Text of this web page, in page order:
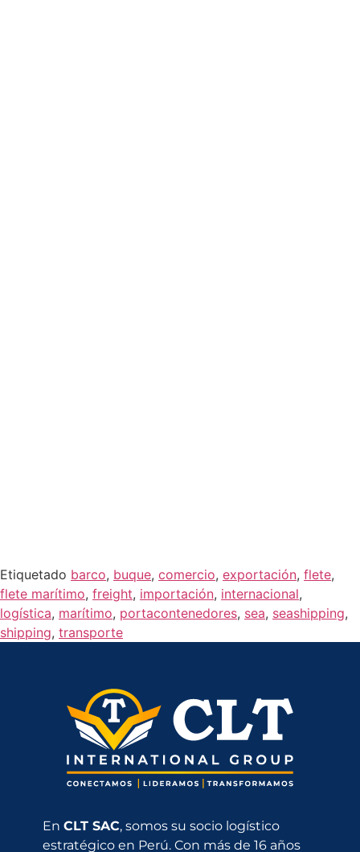
Etiquetado barco, buque, comercio, exportación, flete,
flete marítimo, freight, importación, internacional,
logística, marítimo, portacontenedores, sea, seashipping,
shipping, transporte
EnCLT SAC, somos su socio logístico
estratégico en Perú. Con más de 16 años